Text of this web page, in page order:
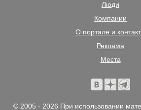
Люди
Компании
О портале и
Реклама
Места
© 2005 - 2026 При использовании